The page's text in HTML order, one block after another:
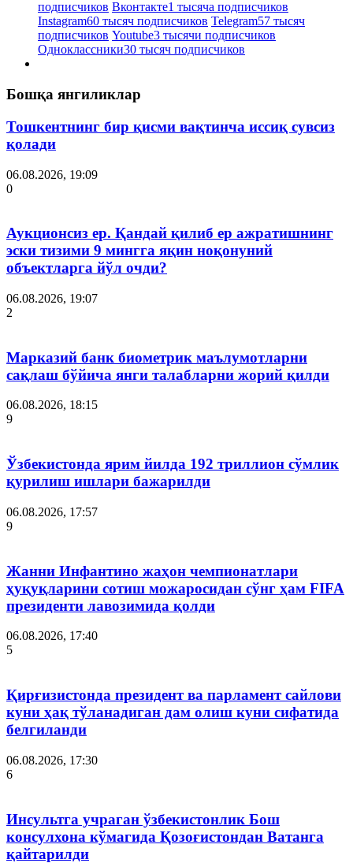
подписчиков Вконтакте1 тысяча подписчиков
Instagram60 тысяч подписчиков Telegram57 тысяч
подписчиков Youtube3 тысячи подписчиков
Одноклассники30 тысяч подписчиков
Бошқа янгиликлар
Тошкентнинг бир қисми вақтинча иссиқ сувсиз
қолади
06.08.2026, 19:09
0
Аукционсиз ер. Қандай қилиб ер ажратишнинг
эски тизими 9 мингга яқин ноқонуний
объектларга йўл очди?
06.08.2026, 19:07
2
Марказий банк биометрик маълумотларни
сақлаш бўйича янги талабларни жорий қилди
06.08.2026, 18:15
9
Ўзбекистонда ярим йилда 192 триллион сўмлик
қурилиш ишлари бажарилди
06.08.2026, 17:57
9
Жанни Инфантино жаҳон чемпионатлари
ҳуқуқларини сотиш можаросидан сўнг ҳам FIFA
президенти лавозимида қолди
06.08.2026, 17:40
5
Қирғизистонда президент ва парламент сайлови
куни ҳақ тўланадиган дам олиш куни сифатида
белгиланди
06.08.2026, 17:30
6
Инсультга учраган ўзбекистонлик Бош
консулхона кўмагида Қозоғистондан Ватанга
қайтарилди